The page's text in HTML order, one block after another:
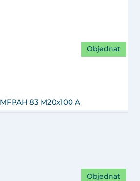
MFPAH 83 M20x100 A
Objednat
Objednat